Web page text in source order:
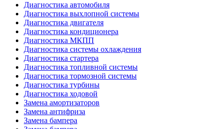
Диагностика автомобиля
Диагностика выхлопной системы
Диагностика двигателя
Диагностика кондиционера
Диагностика МКПП
Диагностика системы охлаждения
Диагностика стартера
Диагностика топливной системы
Диагностика тормозной системы
Диагностика турбины
Диагностика ходовой
Замена амортизаторов
Замена антифриза
Замена бампера